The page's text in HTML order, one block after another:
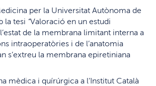
per la Universitat Autònoma de
la tesi “Valoració en un estudi
de la membrana limitant interna a
intraoperatòries i de l’anatomia
s’extreu la membrana epiretiniana
mèdica i quírúrgica a l’Institut Català